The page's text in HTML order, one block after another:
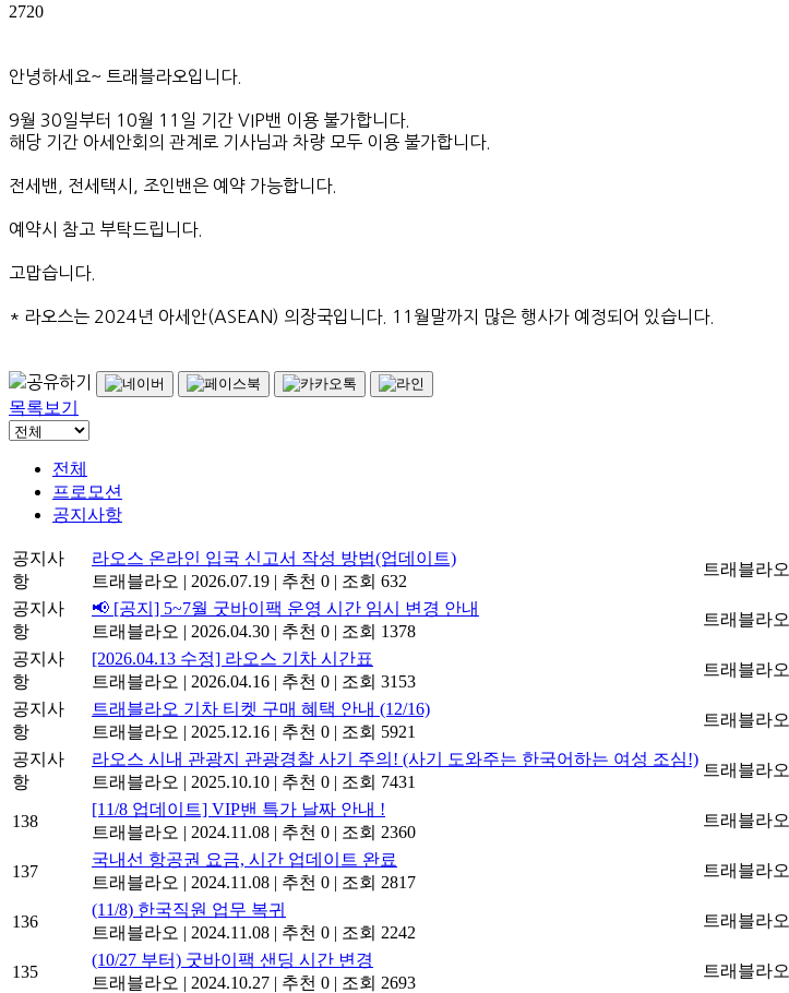
2720
안녕하세요~ 트래블라오입니다.
9월 30일부터 10월 11일 기간 VIP밴 이용 불가합니다.
해당 기간 아세안회의 관계로 기사님과 차량 모두 이용 불가합니다.
전세밴, 전세택시, 조인밴은 예약 가능합니다.
예약시 참고 부탁드립니다.
고맙습니다.
* 라오스는 2024년 아세안(ASEAN) 의장국입니다. 11월말까지 많은 행사가 예정되어 있습니다.
목록보기
전체
프로모션
공지사항
공지사
항
라오스 온라인 입국 신고서 작성 방법(업데이트)
트래블라오 | 2026.07.19 | 추천 0 | 조회 632
트래블라오
공지사
항
📢 [공지] 5~7월 굿바이팩 운영 시간 임시 변경 안내
트래블라오 | 2026.04.30 | 추천 0 | 조회 1378
트래블라오
공지사
항
[2026.04.13 수정] 라오스 기차 시간표
트래블라오 | 2026.04.16 | 추천 0 | 조회 3153
트래블라오
공지사
항
트래블라오 기차 티켓 구매 혜택 안내 (12/16)
트래블라오 | 2025.12.16 | 추천 0 | 조회 5921
트래블라오
공지사
항
라오스 시내 관광지 관광경찰 사기 주의! (사기 도와주는 한국어하는 여성 조심!)
트래블라오 | 2025.10.10 | 추천 0 | 조회 7431
트래블라오
138
[11/8 업데이트] VIP밴 특가 날짜 안내 !
트래블라오 | 2024.11.08 | 추천 0 | 조회 2360
트래블라오
137
국내선 항공권 요금, 시간 업데이트 완료
트래블라오 | 2024.11.08 | 추천 0 | 조회 2817
트래블라오
136
(11/8) 한국직원 업무 복귀
트래블라오 | 2024.11.08 | 추천 0 | 조회 2242
트래블라오
135
(10/27 부터) 굿바이팩 샌딩 시간 변경
트래블라오 | 2024.10.27 | 추천 0 | 조회 2693
트래블라오